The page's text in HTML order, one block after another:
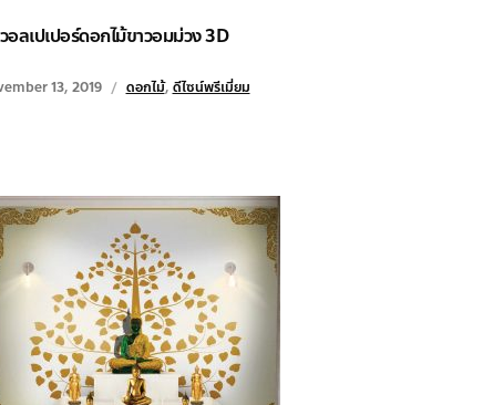
วอลเปเปอร์ดอกไม้ขาวอมม่วง 3D
13, 2019 ดอกไม้, ดีไซน์พรีเมี่ยม